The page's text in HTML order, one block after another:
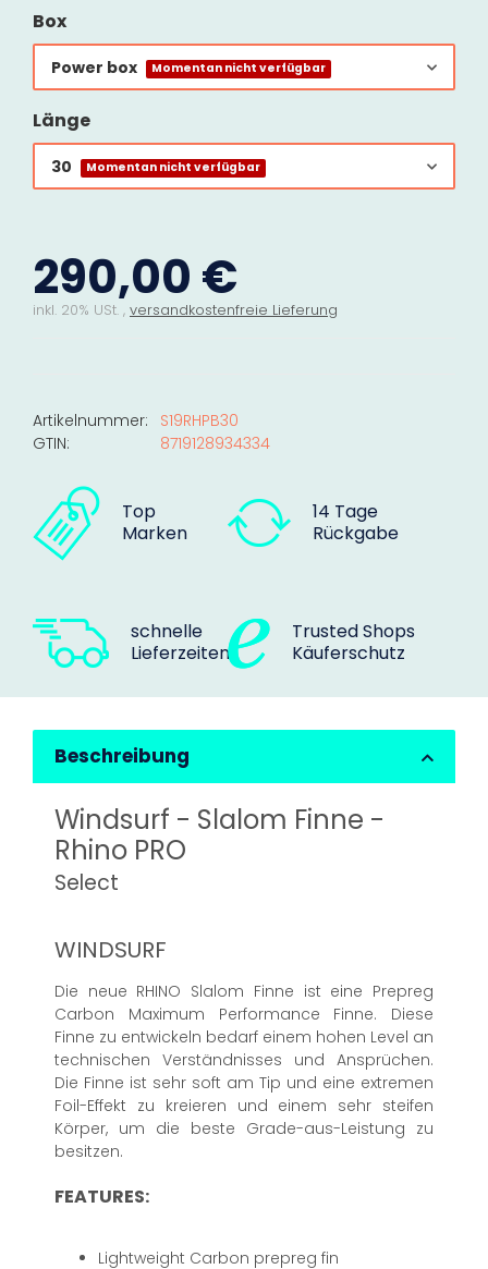
Box
Power box Momentan nicht verfügbar
Länge
30 Momentan nicht verfügbar
290,00 €
inkl. 20% USt. , versandkostenfreie Lieferung
Artikelnummer:
S19RHPB30
GTIN:
8719128934334
Top
Marken
14 Tage
Rückgabe
schnelle
Lieferzeiten
Trusted Shops
Käuferschutz
Beschreibung
Windsurf - Slalom Finne -
Rhino PRO
Select
WINDSURF
Die neue RHINO Slalom Finne ist eine Prepreg
Carbon Maximum Performance Finne. Diese
Finne zu entwickeln bedarf einem hohen Level an
technischen Verständnisses und Ansprüchen.
Die Finne ist sehr soft am Tip und eine extremen
Foil-Effekt zu kreieren und einem sehr steifen
Körper, um die beste Grade-aus-Leistung zu
besitzen.
FEATURES:
Lightweight Carbon prepreg fin